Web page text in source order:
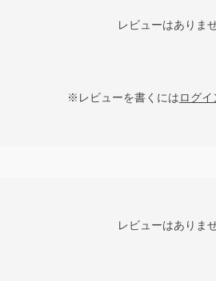
レビューはありませ
※レビューを書くにはログイ
レビューはありませ